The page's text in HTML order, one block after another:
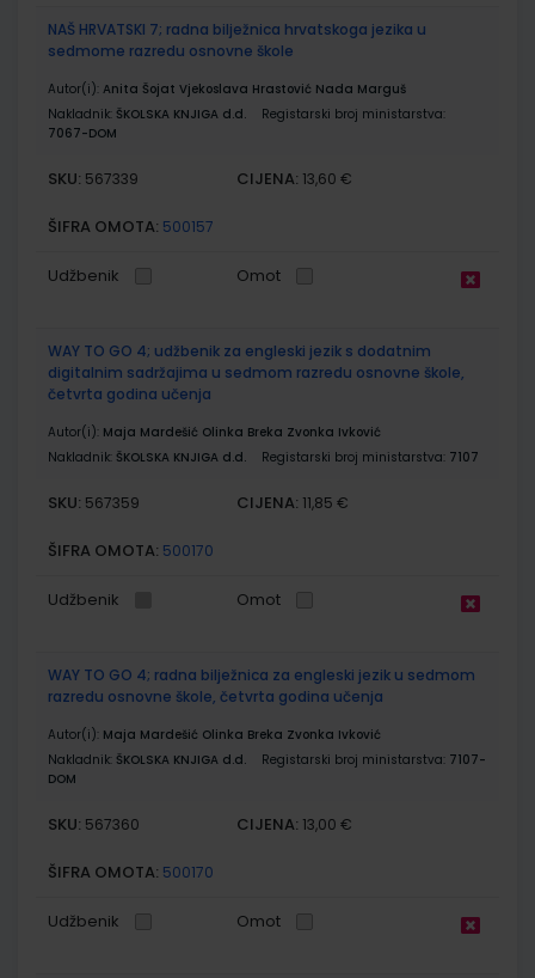
NAŠ HRVATSKI 7; radna bilježnica hrvatskoga jezika u
sedmome razredu osnovne škole
Autor(i): Anita Šojat Vjekoslava Hrastović Nada Marguš
Nakladnik: ŠKOLSKA KNJIGA d.d.
Registarski broj ministarstva:
7067-DOM
SKU: 567339 CIJENA: 13,60 €
ŠIFRA OMOTA: 500157
Udžbenik Omot
WAY TO GO 4; udžbenik za engleski jezik s dodatnim
digitalnim sadržajima u sedmom razredu osnovne škole,
četvrta godina učenja
Autor(i): Maja Mardešić Olinka Breka Zvonka Ivković
Nakladnik: ŠKOLSKA KNJIGA d.d. Registarski broj ministarstva: 7107
SKU: 567359 CIJENA: 11,85 €
ŠIFRA OMOTA: 500170
Udžbenik Omot
WAY TO GO 4; radna bilježnica za engleski jezik u sedmom
razredu osnovne škole, četvrta godina učenja
Autor(i): Maja Mardešić Olinka Breka Zvonka Ivković
Nakladnik: ŠKOLSKA KNJIGA d.d. Registarski broj ministarstva: 7107-
DOM
SKU: 567360 CIJENA: 13,00 €
ŠIFRA OMOTA: 500170
Udžbenik Omot